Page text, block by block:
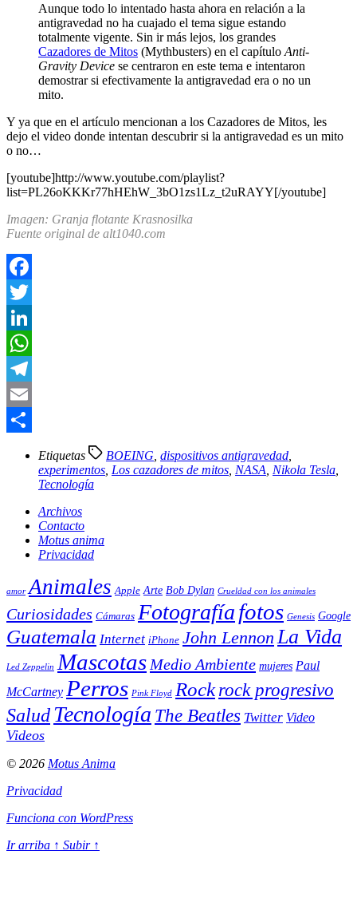
Aunque todo lo intentado hasta ahora en relación a la
antigravedad no ha cuajado el tema sigue estando
totalmente vigente. Sin ir más lejos, los grandes
Cazadores de Mitos (Mythbusters) en el capítulo Anti-
Gravity Device se centraron en este tema e intentaron
demostrar si efectivamente la antigravedad era o no un
mito.
Y ya que en el artículo mencionan a los Cazadores de Mitos, les
dejo el video donde intentan descubrir si la antigravedad es un mito
o no…
[youtube]http://www.youtube.com/playlist?
list=PL26oKKKr77hHEhW_3bO1zs1Lz_t2uRAYY[/youtube]
Imagen: Granja flotante Krasnosilka
Fuente original de alt1040.com
Facebook
Twitter
LinkedIn
WhatsApp
Telegram
Email
Etiquetas BOEING dispositivos antigravedad
experimentos Los cazadores de mitos NASA Nikola Tesla
Tecnología
Archivos
Contacto
Motus anima
Privacidad
amor Animales Apple Arte Bob Dylan Crueldad con los animales
Curiosidades Cámaras Fotografíafotos Genesis Google
Guatemala Internet iPhone John Lennon La Vida
Led Zeppelin Mascotas Medio Ambiente mujeres Paul
McCartney Perros Pink Floyd Rock rock progresivo
Salud Tecnología The Beatles Twitter Video
Videos
© 2026 Motus Anima
Privacidad
Funciona con WordPress
Ir arriba ↑ Subir ↑